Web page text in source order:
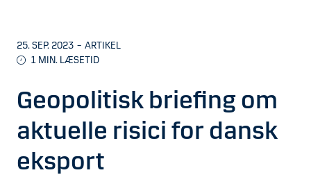
25. SEP. 2023 – ARTIKEL
1 MIN. LÆSETID
Geopolitisk briefing om
aktuelle risici for dansk
eksport